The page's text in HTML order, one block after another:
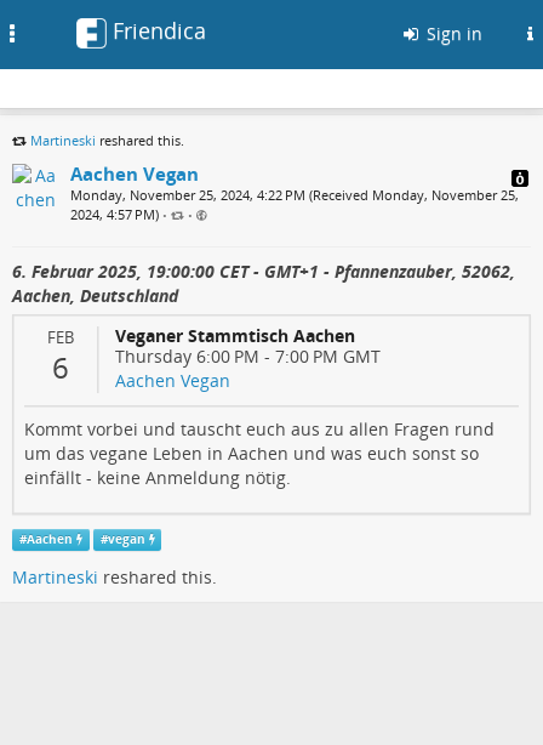
Friendica Sign in
Martineski reshared this.
Aachen Vegan
Monday, November 25, 2024, 4:22 PM (Received Monday, November 25,
2024, 4:57 PM) • •
6. Februar 2025, 19:00:00 CET - GMT+1 - Pfannenzauber, 52062,
Aachen, Deutschland
FEB
6
Veganer Stammtisch Aachen
Thursday 6:00 PM - 7:00 PM GMT
Aachen Vegan
Kommt vorbei und tauscht euch aus zu allen Fragen rund
um das vegane Leben in Aachen und was euch sonst so
einfällt - keine Anmeldung nötig.
#Aachen #vegan
Martineski reshared this.